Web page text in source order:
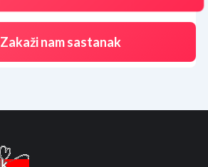
Zakaži nam sastanak